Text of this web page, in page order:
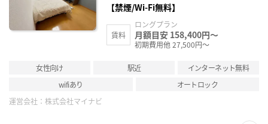
【禁煙/Wi-Fi無料】
賃料
ロングプラン
月額目安 158,400円～
初期費用他 27,500円～
女性向け 駅近
インターネット無料
wifiあり
オートロック
運営会社： 株式会社マイナビ